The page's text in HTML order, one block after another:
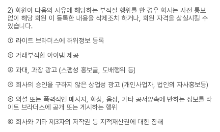
2) 회원이 다음의 사유에 해당하는 부적절 행위를 한 경우 회사는 사전 통보
없이 해당 회원 이 등록한 내용을 삭제조치 하거나, 회원 자격을 상실시킬 수
있습니다.
① 라이트 브라더스에 허위정보 등록
② 거래부적합 아이템 제공
③ 과대, 과장 광고 (스팸성 홍보글, 도배행위 등)
④ 회사의 승인을 구하지 않은 상업성 광고 (개인사업자, 법인의 자사홍보등)
⑤ 외설 또는 폭력적인 메시지, 화상, 음성, 기타 공서양속에 반하는 정보를 라
이트 브라더스에 공개 또는 게시하는 행위
⑥ 회사와 기타 제3자의 저작권 등 지적재산권에 대한 침해